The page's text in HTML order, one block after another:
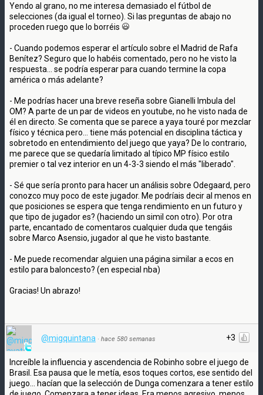
Yendo al grano, no me interesa demasiado el fútbol de
selecciones (da igual el torneo). Si las preguntas de abajo no
proceden ruego que lo borréis
- Cuando podemos esperar el artículo sobre el Madrid de Rafa
Benítez? Seguro que lo habéis comentado, pero no he visto la
respuesta... se podría esperar para cuando termine la copa
américa o más adelante?
- Me podrías hacer una breve reseña sobre Gianelli Imbula del
OM? A parte de un par de videos en youtube, no he visto nada de
él en directo. Se comenta que se parece a yaya touré por mezclar
físico y técnica pero... tiene más potencial en disciplina táctica y
sobretodo en entendimiento del juego que yaya? De lo contrario,
me parece que se quedaría limitado al típico MP físico estilo
premier o tal vez interior en un 4-3-3 siendo el más "liberado".
- Sé que sería pronto para hacer un análisis sobre Odegaard, pero
conozco muy poco de este jugador. Me podríais decir al menos en
que posiciones se espera que tenga rendimiento en un futuro y
que tipo de jugador es? (haciendo un simil con otro). Por otra
parte, encantado de comentaros cualquier duda que tengáis
sobre Marco Asensio, jugador al que he visto bastante.
- Me puede recomendar alguien una página similar a ecos en
estilo para baloncesto? (en especial nba)
Gracias! Un abrazo!
+3
@migquintana · hace 580 semanas
Increíble la influencia y ascendencia de Robinho sobre el juego de
Brasil. Esa pausa que le metía, esos toques cortos, ese sentido del
juego... hacían que la selección de Dunga comenzara a tener estilo